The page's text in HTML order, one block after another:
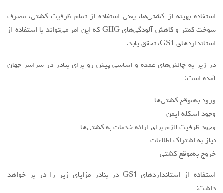
استفاده بهينه از كشتي‌ها، یعنی استفاده از تمام ظرفیت کشتی، مصرف
سوخت کمتر و کاهش آلودگی‌های GHG كه اين امر مي‌تواند با استفاده از
استاندارد‌هاي GS1، تحقق يابد.
در زير به چالش‌هاي عمده و اساسي پيش رو براي بنادر در سراسر جهان
آمده است:
ورود به‌موقع کشتی‌ها
وجود اسکله ایمن
وجود ظرفیت لازم برای ارائه خدمات به كشتي‌ها
نیاز به اشتراک اطلاعات
خروج به‌موقع کشتی
استفاده از استاندارد‌هاي GS1 در بنادر مزاياي زير را در بر خواهد
داشت: